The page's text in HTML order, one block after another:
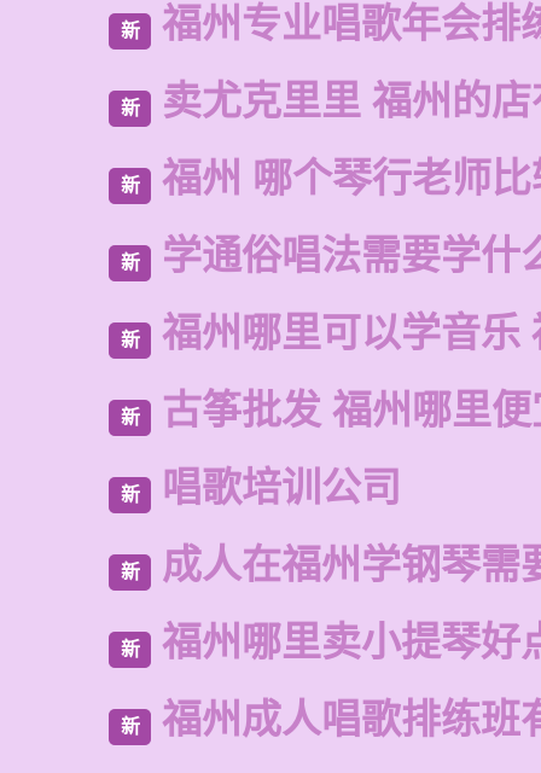
新 福州专业唱歌年会排
新 卖尤克里里 福州的
新 福州 哪个琴行老师
新 学通俗唱法需要学什
新 福州哪里可以学音乐
新 古筝批发 福州哪里
新 唱歌培训公司
新 成人在福州学钢琴需
新 福州哪里卖小提琴好
新 福州成人唱歌排练班